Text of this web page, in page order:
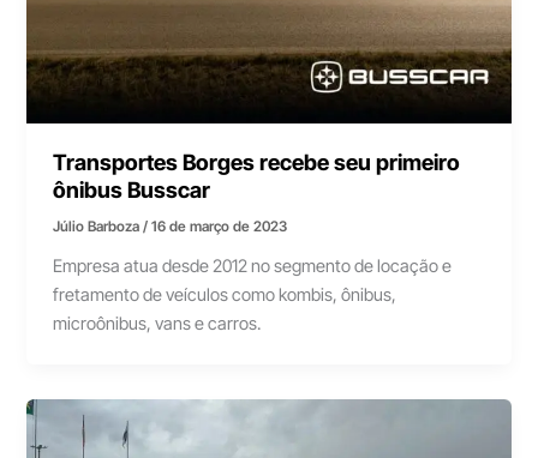
Transportes Borges recebe seu primeiro
ônibus Busscar
Júlio Barboza/16 de março de 2023
Empresa atua desde 2012 no segmento de locação e
fretamento de veículos como kombis, ônibus,
microônibus, vans e carros.